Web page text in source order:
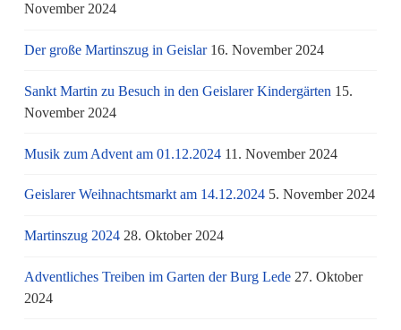
November 2024
Der große Martinszug in Geislar 16. November 2024
Sankt Martin zu Besuch in den Geislarer Kindergärten 15.
November 2024
Musik zum Advent am 01.12.2024 11. November 2024
Geislarer Weihnachtsmarkt am 14.12.2024 5. November 2024
Martinszug 2024 28. Oktober 2024
Adventliches Treiben im Garten der Burg Lede 27. Oktober
2024